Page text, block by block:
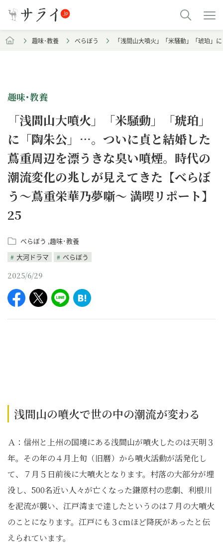
趣味･教養 べらぼう 「浅間山大噴火」「米騒動」「琥珀
趣味･教養
「浅間山大噴火」「米騒動」「琥珀」
に「陶朱公」…。ついに貞と結婚した
蔦重周辺を漂うきな臭い噴煙。時代の
潮流変化の兆しが見えてきた【べらぼ
う～蔦重栄華乃夢噺～ 満喫リポート】
25
べらぼう 趣味･教養
大河ドラマ
べらぼう
2025/6/29
浅間山の噴火で世の中の潮流が変わる
Ａ：信州と上州の国境にある浅間山が噴火したのは天明３
年。その年の４月上旬（旧暦）から噴火活動が活発化し
て、７月５日前後に大噴火となります。村落の大部分が埋
没し、500名近い人々が亡くなった鎌原村の悲劇、利根川
を泥流が襲い、江戸湾まで達したというのは７月の大噴火
のことになります。江戸にも３cmほど降灰があったと伝
えられています。